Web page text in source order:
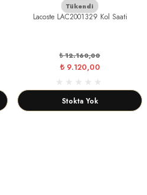
Tükendi
Lacoste LAC2001329 Kol Saati
₺ 12.160,00
₺ 9.120,00
Stokta Yok